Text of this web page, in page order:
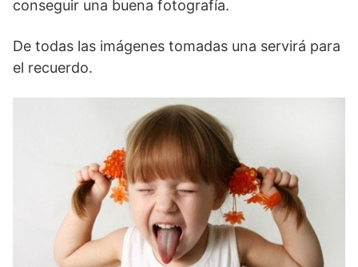
conseguir una buena fotografía.
De todas las imágenes tomadas una servirá para
el recuerdo.